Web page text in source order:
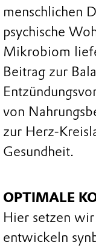
menschlichen
psychische
Mikrobiom
Beitrag zur
von
zur Herz-
Gesundheit.
OPTIMALE
Hier setzen
entwickeln